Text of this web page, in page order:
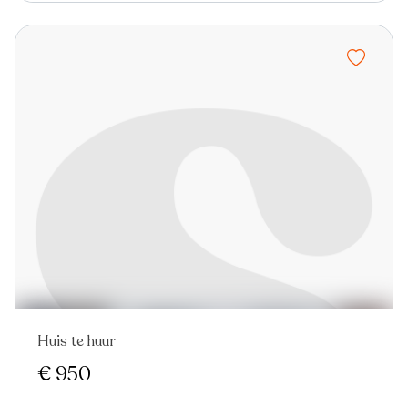
Nieuw
Huis te huur
€ 950